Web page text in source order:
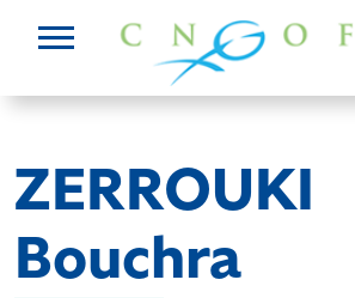
ZERROUKI
Bouchra